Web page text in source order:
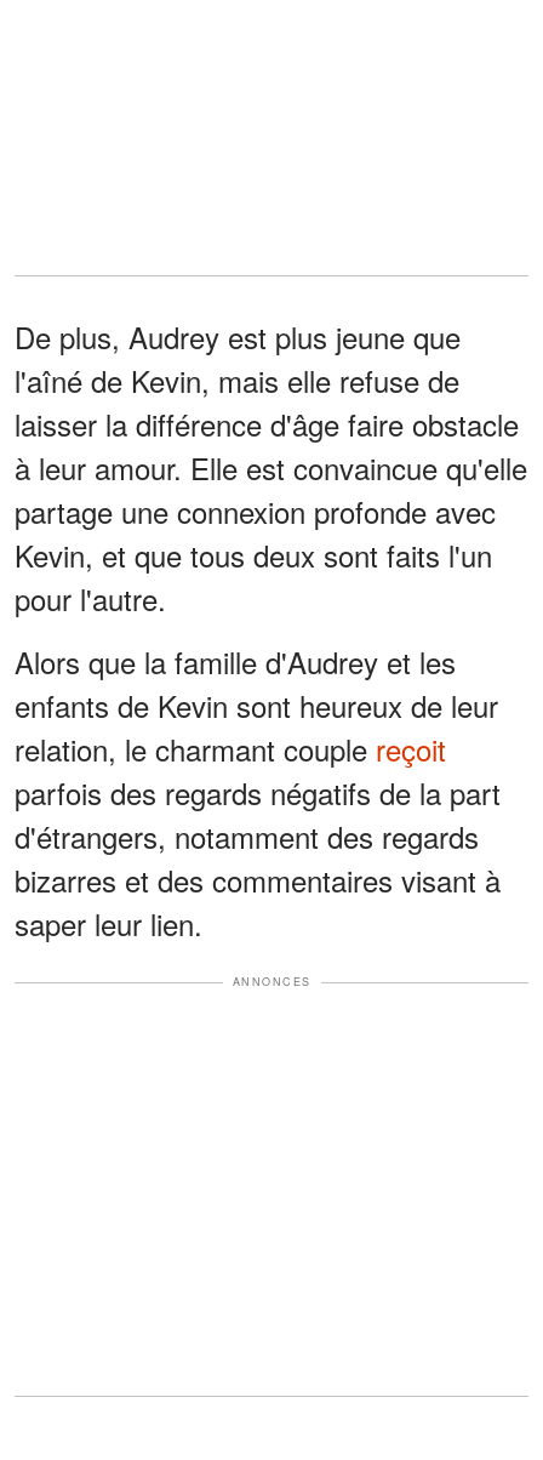
De plus, Audrey est plus jeune que
l'aîné de Kevin, mais elle refuse de
laisser la différence d'âge faire obstacle
à leur amour. Elle est convaincue qu'elle
partage une connexion profonde avec
Kevin, et que tous deux sont faits l'un
pour l'autre.
Alors que la famille d'Audrey et les
enfants de Kevin sont heureux de leur
relation, le charmant couple reçoit
parfois des regards négatifs de la part
d'étrangers, notamment des regards
bizarres et des commentaires visant à
saper leur lien.
ANNONCES